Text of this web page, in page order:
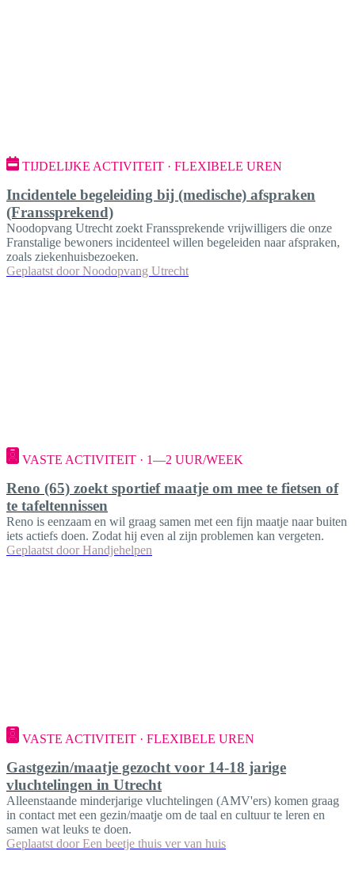
TIJDELIJKE ACTIVITEIT · FLEXIBELE UREN
Incidentele begeleiding bij (medische) afspraken
(Franssprekend)
Noodopvang Utrecht zoekt Franssprekende vrijwilligers die onze
Franstalige bewoners incidenteel willen begeleiden naar afspraken,
zoals ziekenhuisbezoeken.
Geplaatst door Noodopvang Utrecht
VASTE ACTIVITEIT · 1—2 UUR/WEEK
Reno (65) zoekt sportief maatje om mee te fietsen of
te tafeltennissen
Reno is eenzaam en wil graag samen met een fijn maatje naar buiten
iets actiefs doen. Zodat hij even al zijn problemen kan vergeten.
Geplaatst door Handjehelpen
VASTE ACTIVITEIT · FLEXIBELE UREN
Gastgezin/maatje gezocht voor 14-18 jarige
vluchtelingen in Utrecht
Alleenstaande minderjarige vluchtelingen (AMV'ers) komen graag
in contact met een gezin/maatje om de taal en cultuur te leren en
samen wat leuks te doen.
Geplaatst door Een beetje thuis ver van huis